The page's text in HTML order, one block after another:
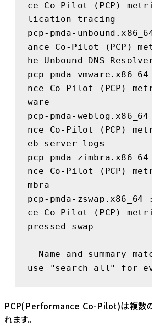
ce Co-Pilot (PCP)
lication tracing
pcp-pmda-
ance Co-Pilot (PCP)
he Unbound DNS
pcp-pmda-
nce Co-Pilot (PCP)
ware
pcp-pmda-
nce Co-Pilot (PCP)
eb server logs
pcp-pmda-
nce Co-Pilot (PCP)
mbra
pcp-pmda-zswap.x86_64
ce Co-Pilot (PCP)
pressed swap
use "search all" for
PCP(Performance Co-Pilot)は複数
れます。